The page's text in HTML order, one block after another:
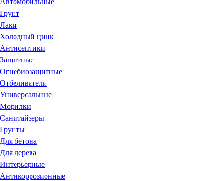
Автомобильные
Грунт
Лаки
Холодный цинк
Антисептики
Защитные
Огнебиозащитные
Отбеливатели
Универсальные
Морилки
Санитайзеры
Грунты
Для бетона
Для дерева
Интерьерные
Антикоррозионные